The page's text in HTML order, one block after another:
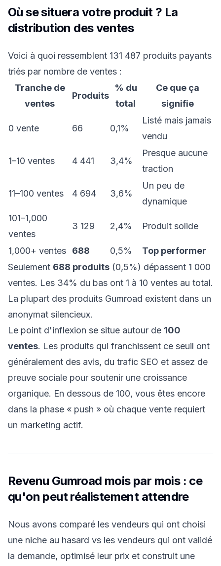
Où se situera votre produit ? La
distribution des ventes
Voici à quoi ressemblent 131 487 produits payants
triés par nombre de ventes :
Tranche de
ventes
Produits
% du
total
Ce que ça
signifie
0 vente 66 0,1%
Listé mais jamais
vendu
1–10 ventes 4 441 3,4%
Presque aucune
traction
11–100 ventes 4 694 3,6%
Un peu de
dynamique
101–1,000
ventes
3 129 2,4% Produit solide
1,000+ ventes 688 0,5%
Top performer
Seulement 688 produits (0,5%) dépassent 1 000
ventes. Les 34% du bas ont 1 à 10 ventes au total.
La plupart des produits Gumroad existent dans un
anonymat silencieux.
Le point d'inflexion se situe autour de 100
ventes. Les produits qui franchissent ce seuil ont
généralement des avis, du trafic SEO et assez de
preuve sociale pour soutenir une croissance
organique. En dessous de 100, vous êtes encore
dans la phase « push » où chaque vente requiert
un marketing actif.
Revenu Gumroad mois par mois : ce
qu'on peut réalistement attendre
Nous avons comparé les vendeurs qui ont choisi
une niche au hasard vs les vendeurs qui ont validé
la demande, optimisé leur prix et construit une